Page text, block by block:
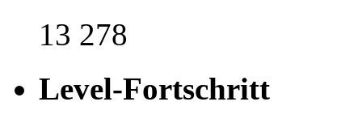
13 278
Level-Fortschritt